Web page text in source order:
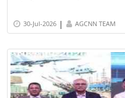
30-Jul-2026 | AGCNN TEAM